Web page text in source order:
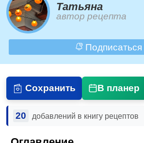
Татьяна
автор рецепта
Подписаться
Сохранить В планер
20 добавлений в книгу рецептов